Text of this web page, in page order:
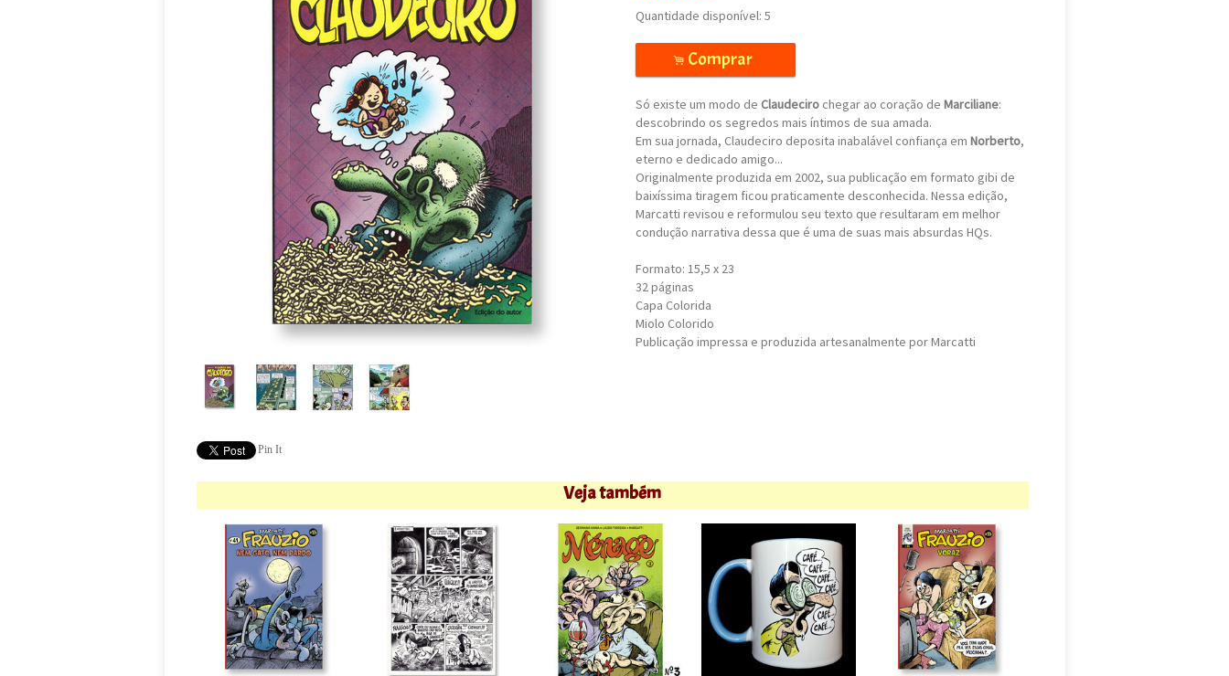
Pin It
Quantidade disponível: 5
. Comprar
Só existe um modo de Claudecirochegar ao coração de Marciliane:
descobrindo os segredos mais íntimos de sua amada.
Em sua jornada, Claudeciro deposita inabalável confiança em Norberto,
eterno e dedicado amigo...
Originalmente produzida em 2002, sua publicação em formato gibi de
baixíssima tiragem ficou praticamente desconhecida. Nessa edição,
Marcatti revisou e reformulou seu texto que resultaram em melhor
condução narrativa dessa que é uma de suas mais absurdas HQs.
Formato: 15,5 x 23
32 páginas
Capa Colorida
Miolo Colorido
Publicação impressa e produzida artesanalmente por Marcatti
Veja também